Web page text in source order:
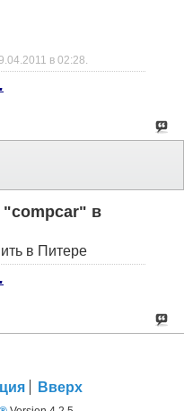
в 02:28.
"compcar" в
в Питере
Вверх